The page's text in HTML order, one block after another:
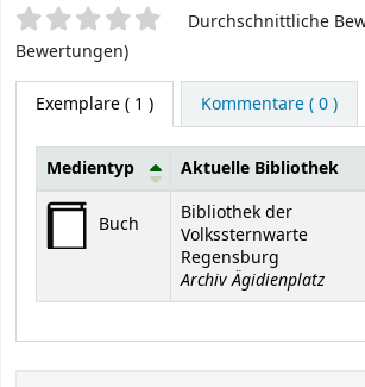
SternchenbewertungDurchschnittliche
Bewertungen)
Exemplare( 1 ) Kommentare ( 0 )
Exemplare
Medientyp Aktuelle Bibliothek
Buch
Bibliothek der
Volkssternwarte
Regensburg
Archiv Ägidienplatz